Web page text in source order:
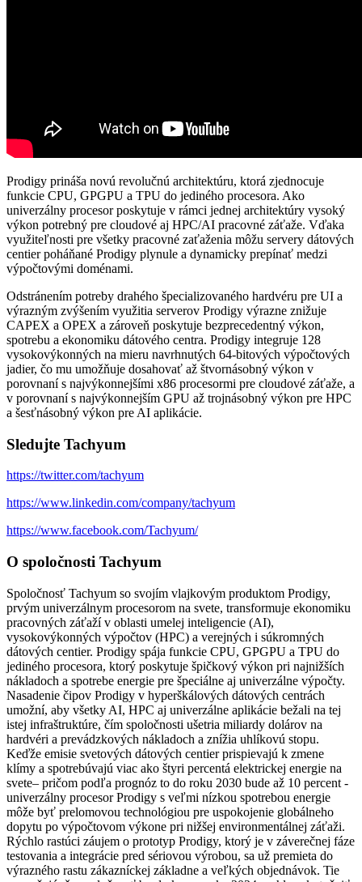
Prodigy prináša novú revolučnú architektúru, ktorá zjednocuje
funkcie CPU, GPGPU a TPU do jediného procesora. Ako
univerzálny procesor poskytuje v rámci jednej architektúry vysoký
výkon potrebný pre cloudové aj HPC/AI pracovné záťaže. Vďaka
využiteľnosti pre všetky pracovné zaťaženia môžu servery dátových
centier poháňané Prodigy plynule a dynamicky prepínať medzi
výpočtovými doménami.
Odstránením potreby drahého špecializovaného hardvéru pre UI a
výrazným zvýšením využitia serverov Prodigy výrazne znižuje
CAPEX a OPEX a zároveň poskytuje bezprecedentný výkon,
spotrebu a ekonomiku dátového centra. Prodigy integruje 128
vysokovýkonných na mieru navrhnutých 64-bitových výpočtových
jadier, čo mu umožňuje dosahovať až štvornásobný výkon v
porovnaní s najvýkonnejšími x86 procesormi pre cloudové záťaže, a
v porovnaní s najvýkonnejším GPU až trojnásobný výkon pre HPC
a šesťnásobný výkon pre AI aplikácie.
Sledujte Tachyum
https://twitter.com/tachyum
https://www.linkedin.com/company/tachyum
https://www.facebook.com/Tachyum/
O spoločnosti Tachyum
Spoločnosť Tachyum so svojím vlajkovým produktom Prodigy,
prvým univerzálnym procesorom na svete, transformuje ekonomiku
pracovných záťaží v oblasti umelej inteligencie (AI),
vysokovýkonných výpočtov (HPC) a verejných i súkromných
dátových centier. Prodigy spája funkcie CPU, GPGPU a TPU do
jediného procesora, ktorý poskytuje špičkový výkon pri najnižších
nákladoch a spotrebe energie pre špeciálne aj univerzálne výpočty.
Nasadenie čipov Prodigy v hyperškálových dátových centrách
umožní, aby všetky AI, HPC aj univerzálne aplikácie bežali na tej
istej infraštruktúre, čím spoločnosti ušetria miliardy dolárov na
hardvéri a prevádzkových nákladoch a znížia uhlíkovú stopu.
Keďže emisie svetových dátových centier prispievajú k zmene
klímy a spotrebúvajú viac ako štyri percentá elektrickej energie na
svete– pričom podľa prognóz to do roku 2030 bude až 10 percent -
univerzálny procesor Prodigy s veľmi nízkou spotrebou energie
môže byť prelomovou technológiou pre uspokojenie globálneho
dopytu po výpočtovom výkone pri nižšej environmentálnej záťaži.
Rýchlo rastúci záujem o prototyp Prodigy, ktorý je v záverečnej fáze
testovania a integrácie pred sériovou výrobou, sa už premieta do
výrazného rastu zákazníckej základne a veľkých objednávok. Tie